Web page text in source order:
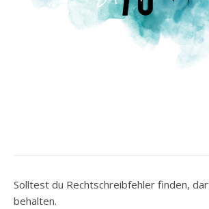
Solltest du Rechtschreibfehler finden,
behalten.